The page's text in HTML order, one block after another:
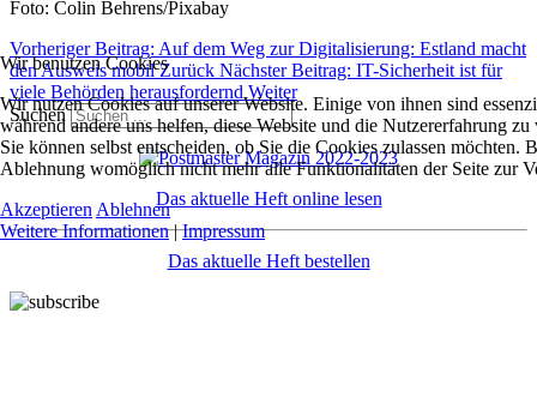
Foto: Colin Behrens/Pixabay
Vorheriger Beitrag: Auf dem Weg zur Digitalisierung: Estland macht
den Ausweis mobilZurück Nächster Beitrag: IT-Sicherheit ist für
viele Behörden herausfordernd Weiter
Suchen
Das aktuelle Heft online lesen
Das aktuelle Heft bestellen
Wir benutzen Cookies
Wir nutzen Cookies auf unserer Website. Einige von ihnen sind
während andere uns helfen, diese Website und die Nutzererfahrung
Sie können selbst entscheiden, ob Sie die Cookies zulassen möchten.
Ablehnung womöglich nicht mehr alle Funktionalitäten der Seite zur
Akzeptieren Ablehnen
Weitere Informationen|Impressum